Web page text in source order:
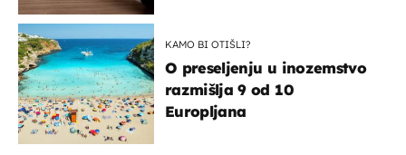
KAMO BI OTIŠLI?
O preseljenju u inozemstvo
razmišlja 9 od 10
Europljana